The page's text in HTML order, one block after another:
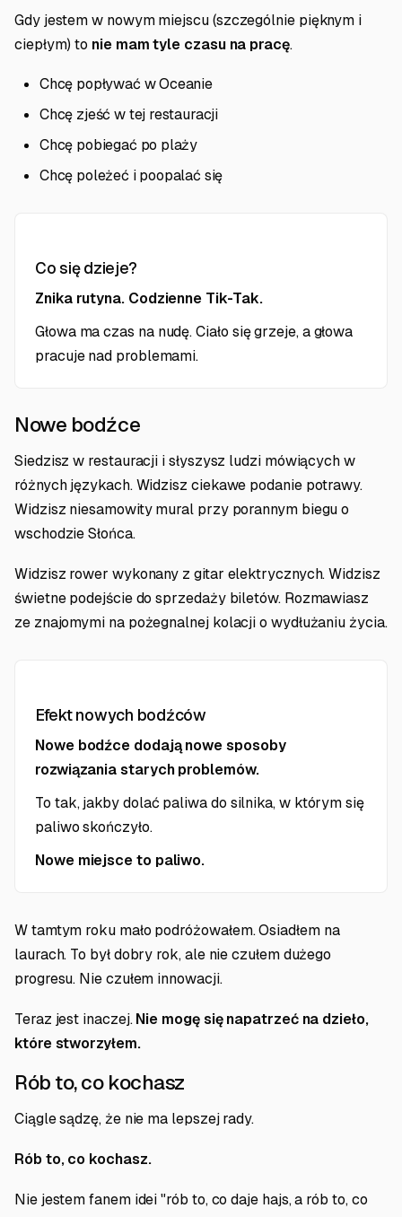
Gdy jestem w nowym miejscu (szczególnie pięknym i
ciepłym) to nie mam tyle czasu na pracę.
Chcę popływać w Oceanie
Chcę zjeść w tej restauracji
Chcę pobiegać po plaży
Chcę poleżeć i poopalać się
Co się dzieje?
Znika rutyna. Codzienne Tik-Tak.
Głowa ma czas na nudę. Ciało się grzeje, a głowa
pracuje nad problemami.
Nowe bodźce
Siedzisz w restauracji i słyszysz ludzi mówiących w
różnych językach. Widzisz ciekawe podanie potrawy.
Widzisz niesamowity mural przy porannym biegu o
wschodzie Słońca.
Widzisz rower wykonany z gitar elektrycznych. Widzisz
świetne podejście do sprzedaży biletów. Rozmawiasz
ze znajomymi na pożegnalnej kolacji o wydłużaniu życia.
Efekt nowych bodźców
Nowe bodźce dodają nowe sposoby
rozwiązania starych problemów.
To tak, jakby dolać paliwa do silnika, w którym się
paliwo skończyło.
Nowe miejsce to paliwo.
W tamtym roku mało podróżowałem. Osiadłem na
laurach. To był dobry rok, ale nie czułem dużego
progresu. Nie czułem innowacji.
Teraz jest inaczej.Nie mogę się napatrzeć na dzieło,
które stworzyłem.
Rób to, co kochasz
Ciągle sądzę, że nie ma lepszej rady.
Rób to, co kochasz.
Nie jestem fanem idei "rób to, co daje hajs, a rób to, co